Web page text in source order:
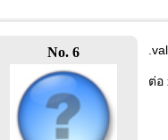
No. 6
ต่อ